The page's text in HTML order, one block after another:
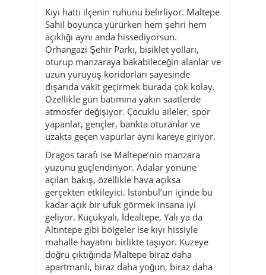
Kıyı hattı ilçenin ruhunu belirliyor. Maltepe
Sahil boyunca yürürken hem şehri hem
açıklığı aynı anda hissediyorsun.
Orhangazi Şehir Parkı, bisiklet yolları,
oturup manzaraya bakabileceğin alanlar ve
uzun yürüyüş koridorları sayesinde
dışarıda vakit geçirmek burada çok kolay.
Özellikle gün batımına yakın saatlerde
atmosfer değişiyor. Çocuklu aileler, spor
yapanlar, gençler, bankta oturanlar ve
uzakta geçen vapurlar aynı kareye giriyor.
Dragos tarafı ise Maltepe’nin manzara
yüzünü güçlendiriyor. Adalar yönüne
açılan bakış, özellikle hava açıksa
gerçekten etkileyici. İstanbul’un içinde bu
kadar açık bir ufuk görmek insana iyi
geliyor. Küçükyalı, İdealtepe, Yalı ya da
Altıntepe gibi bölgeler ise kıyı hissiyle
mahalle hayatını birlikte taşıyor. Kuzeye
doğru çıktığında Maltepe biraz daha
apartmanlı, biraz daha yoğun, biraz daha